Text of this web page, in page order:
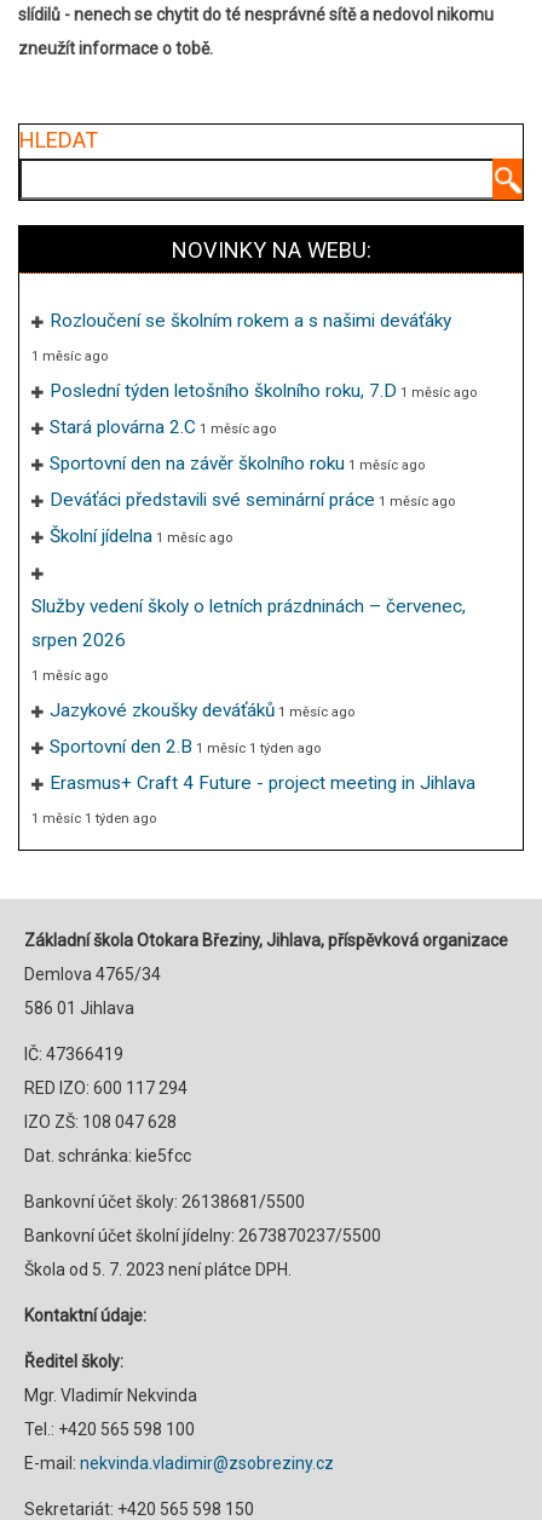
slídilů - nenech se chytit do té nesprávné sítě a nedovol nikomu
zneužít informace o tobě.
HLEDAT
NOVINKY NA WEBU:
Rozloučení se školním rokem a s našimi deváťáky
1 měsíc ago
Poslední týden letošního školního roku, 7.D 1 měsíc ago
Stará plovárna 2.C 1 měsíc ago
Sportovní den na závěr školního roku 1 měsíc ago
Deváťáci představili své seminární práce 1 měsíc ago
Školní jídelna 1 měsíc ago
Služby vedení školy o letních prázdninách – červenec,
srpen 2026
1 měsíc ago
Jazykové zkoušky deváťáků 1 měsíc ago
Sportovní den 2.B 1 měsíc 1 týden ago
Erasmus+ Craft 4 Future - project meeting in Jihlava
1 měsíc 1 týden ago
Základní škola Otokara Březiny, Jihlava, příspěvková organizace
Demlova 4765/34
586 01 Jihlava
IČ: 47366419
RED IZO: 600 117 294
IZO ZŠ: 108 047 628
Dat. schránka: kie5fcc
Bankovní účet školy: 26138681/5500
Bankovní účet školní jídelny: 2673870237/5500
Škola od 5. 7. 2023 není plátce DPH.
Kontaktní údaje:
Ředitel školy:
Mgr. Vladimír Nekvinda
Tel.: +420 565 598 100
E-mail: nekvinda.vladimir@zsobreziny.cz
Sekretariát: +420 565 598 150